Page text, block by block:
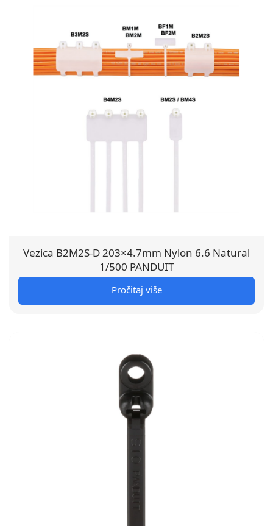
Vezica B2M2S-D 203×4.7mm Nylon 6.6 Natural
1/500 PANDUIT
Pročitaj više